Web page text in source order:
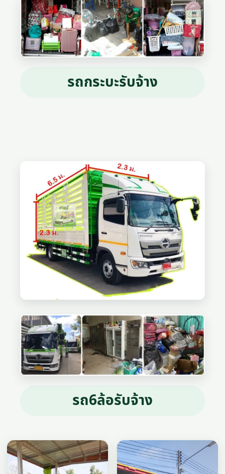
รถกระบะรับจ้าง
รถ6ล้อรับจ้าง